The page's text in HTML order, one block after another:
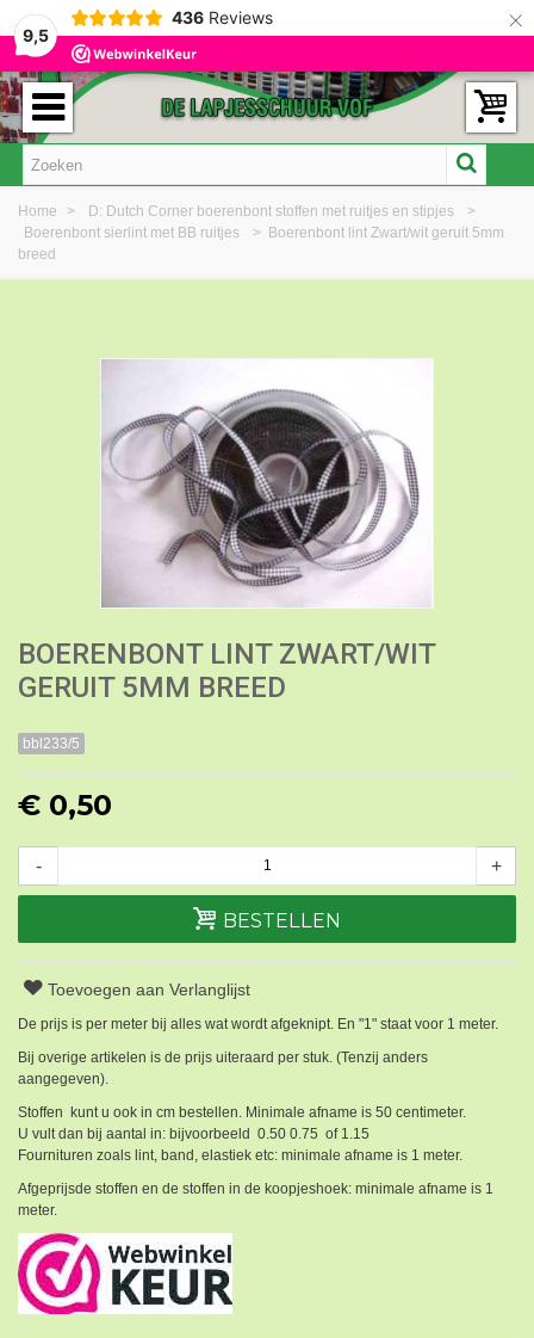
9,5
436 Reviews ×
Home > D: Dutch Corner boerenbont stoffen met ruitjes en stipjes
>
Boerenbont sierlint met BB ruitjes
> Boerenbont lint Zwart/wit geruit 5mm
breed
BOERENBONT LINT ZWART/WIT
GERUIT 5MM BREED
bbl233/5
€ 0,50
- +
BESTELLEN
Toevoegen aan Verlanglijst
De prijs is per meter bij alles wat wordt afgeknipt. En "1" staat voor 1 meter.
Bij overige artikelen is de prijs uiteraard per stuk. (Tenzij anders
aangegeven).
Stoffen kunt u ook in cm bestellen. Minimale afname is 50 centimeter.
U vult dan bij aantal in: bijvoorbeeld 0.50 0.75 of 1.15
Fournituren zoals lint, band, elastiek etc: minimale afname is 1 meter.
Afgeprijsde stoffen en de stoffen in de koopjeshoek: minimale afname is 1
meter.